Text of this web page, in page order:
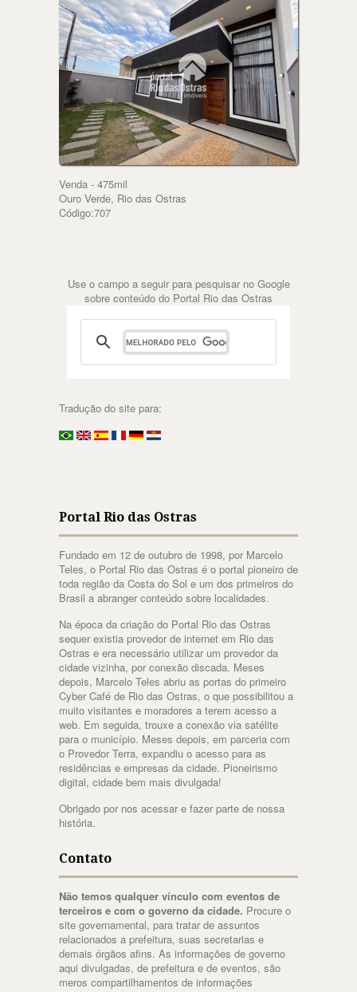
Venda - 475mil
Ouro Verde, Rio das Ostras
Código:707
Use o campo a seguir para pesquisar no Google
sobre conteúdo do Portal Rio das Ostras
Tradução do site para:
Portal Rio das Ostras
Fundado em 12 de outubro de 1998, por Marcelo
Teles, o Portal Rio das Ostras é o portal pioneiro de
toda região da Costa do Sol e um dos primeiros do
Brasil a abranger conteúdo sobre localidades.
Na época da criação do Portal Rio das Ostras
sequer existia provedor de internet em Rio das
Ostras e era necessário utilizar um provedor da
cidade vizinha, por conexão discada. Meses
depois, Marcelo Teles abriu as portas do primeiro
Cyber Café de Rio das Ostras, o que possibilitou a
muito visitantes e moradores a terem acesso a
web. Em seguida, trouxe a conexão via satélite
para o município. Meses depois, em parceria com
o Provedor Terra, expandiu o acesso para as
residências e empresas da cidade. Pioneirismo
digital, cidade bem mais divulgada!
Obrigado por nos acessar e fazer parte de nossa
história.
Contato
Não temos qualquer vínculo com eventos de
terceiros e com o governo da cidade. Procure o
site governamental, para tratar de assuntos
relacionados a prefeitura, suas secretarias e
demais órgãos afins. As informações de governo
aqui divulgadas, de prefeitura e de eventos, são
meros compartilhamentos de informações